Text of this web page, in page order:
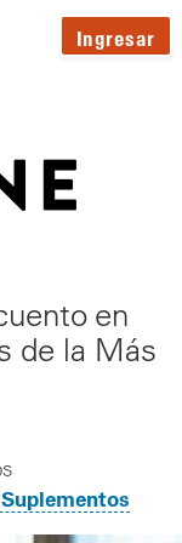
Ingresar
en
de la Más